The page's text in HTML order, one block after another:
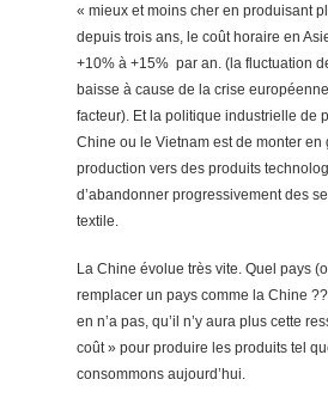
« mieux et moins cher en produisant
depuis trois ans, le coût horaire en
+10% à +15% par an. (la fluctuation
baisse à cause de la crise
facteur). Et la politique industrielle de
Chine ou le Vietnam est de monter en
production vers des produits
d’abandonner progressivement des
textile.
La Chine évolue très vite. Quel pays
remplacer un pays comme la Chine ??
en n’a pas, qu’il n’y aura plus cette
coût » pour produire les produits tel
consommons aujourd’hui.